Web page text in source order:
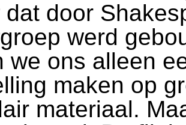
dat door
werd
we ons alleen
maken op
materiaal.